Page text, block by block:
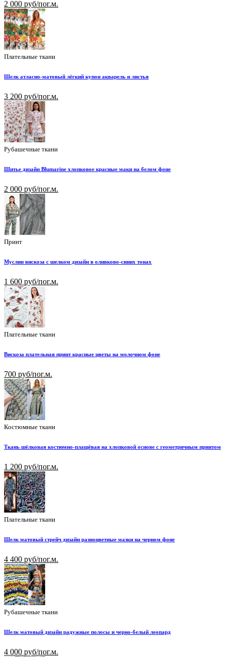
2 000 руб/пог.м.
Плательные ткани
Шелк атласно-матовый лёгкий купон акварель и листья
3 200 руб/пог.м.
Рубашечные ткани
Шитье дизайн Blumarine хлопковое красные маки на белом фоне
2 000 руб/пог.м.
Принт
Муслин вискоза с шелком дизайн в оливково-синих тонах
1 600 руб/пог.м.
Плательные ткани
Вискоза плательная принт красные цветы на молочном фоне
700 руб/пог.м.
Костюмные ткани
Ткань шёлковая костюмно-плащёвая на хлопковой основе с геометричным принтом
1 200 руб/пог.м.
Плательные ткани
Шелк матовый стрейч дизайн разноцветные мазки на черном фоне
4 400 руб/пог.м.
Рубашечные ткани
Шелк матовый дизайн радужные полосы и черно-белый леопард
4 000 руб/пог.м.